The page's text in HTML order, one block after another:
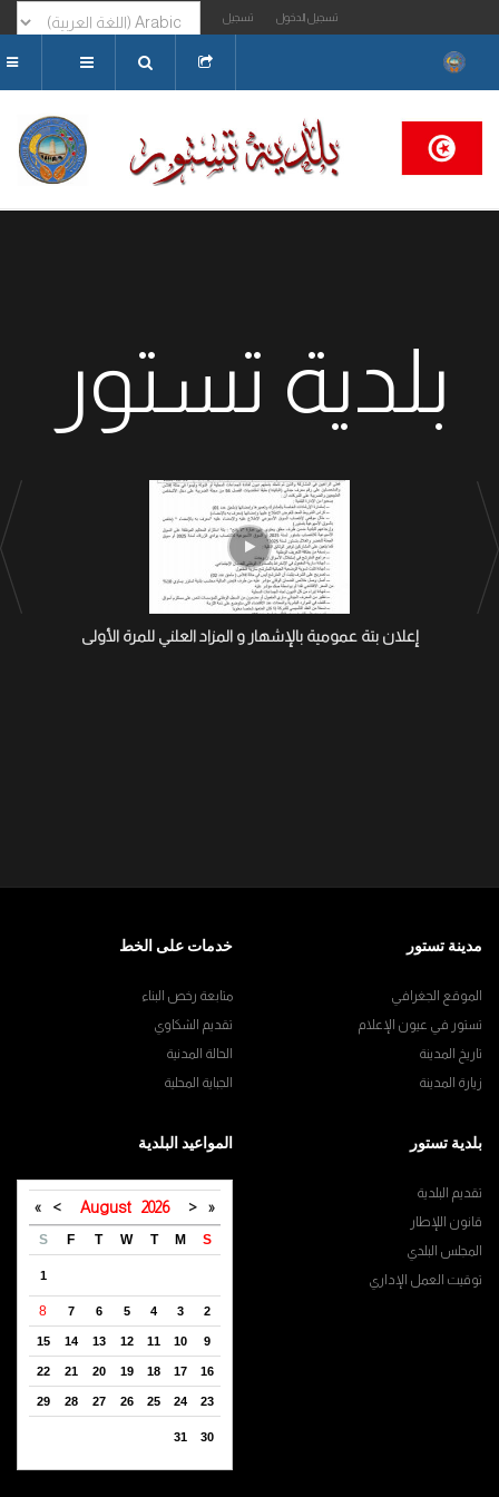
تسجيل الدخول تسجيل
البحث...
بلدية تستور
إعلان بتة عمومية بالإشهار و المزاد العلني للمرة الأولى
مدينة تستور
الموقع الجغرافي
تستور في عيون الإعلام
تاريخ المدينة
زيارة المدينة
خدمات على الخط
متابعة رخص البناء
تقديم الشكاوي
الحالة المدنية
الجباية المحلية
بلدية تستور
تقديم البلدية
قانون اللإطار
المجلس البلدي
توقيت العمل الإداري
المواعيد البلدية
«
<
August 2026
>
»
S
M
T
W
T
F
S
1
2
3
4
5
6
7
8
9
10
11
12
13
14
15
16
17
18
19
20
21
22
23
24
25
26
27
28
29
30
31